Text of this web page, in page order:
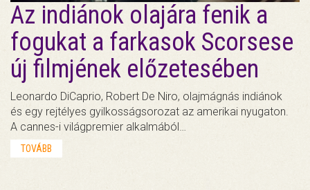
Az indiánok olajára fenik a
fogukat a farkasok Scorsese
új filmjének előzetesében
Leonardo DiCaprio, Robert De Niro, olajmágnás indiánok
és egy rejtélyes gyilkosságsorozat az amerikai nyugaton.
A cannes-i világpremier alkalmából…
TOVÁBB